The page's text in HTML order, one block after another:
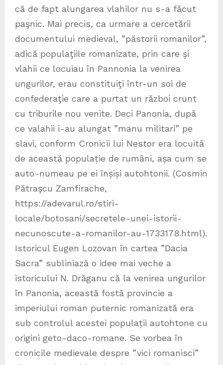
că de fapt alungarea vlahilor nu s-a făcut
paşnic. Mai precis, ca urmare a cercetării
documentului medieval, ”păstorii romanilor”,
adică populaţiile romanizate, prin care şi
vlahii ce locuiau în Pannonia la venirea
ungurilor, erau constituiţi într-un soi de
confederaţie care a purtat un război crunt
cu triburile nou venite. Deci Panonia, după
ce valahii i-au alungat ”manu militari” pe
slavi, conform Cronicii lui Nestor era locuită
de această populație de rumâni, așa cum se
auto-numeau pe ei înșiși autohtonii. (Cosmin
Pătraşcu Zamfirache,
https://adevarul.ro/stiri-
locale/botosani/secretele-unei-istorii-
necunoscute-a-romanilor-au-1733178.html).
Istoricul Eugen Lozovan în cartea ”Dacia
Sacra” subliniază o idee mai veche a
istoricului N. Drăganu că la venirea ungurilor
în Panonia, această fostă provincie a
imperiului roman puternic romanizată era
sub controlul acestei populații autohtone cu
origini geto-daco-romane. Se vorbea în
cronicile medievale despre ”vici romanisci”